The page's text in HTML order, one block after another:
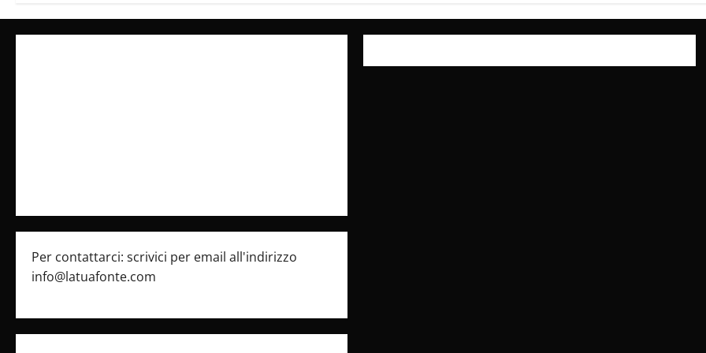
Per contattarci: scrivici per email all'indirizzo
info@latuafonte.com